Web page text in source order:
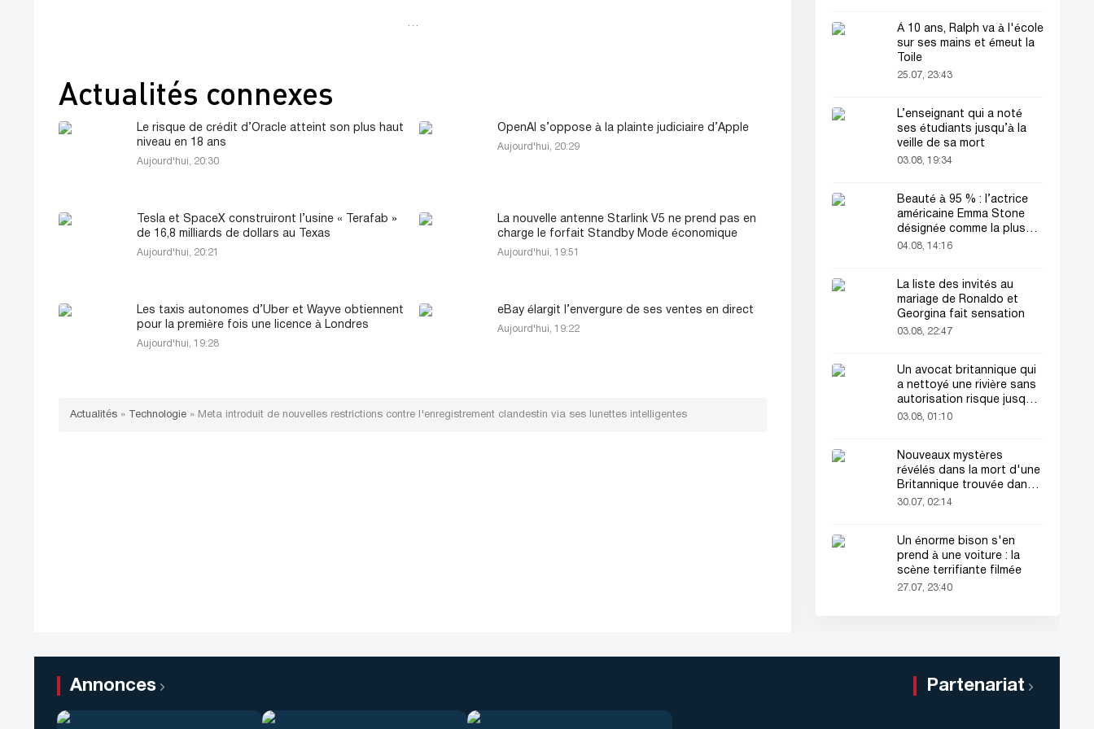
…
Actualités connexes
Le risque de crédit d’Oracle atteint son plus haut
niveau en 18 ans
Aujourd'hui, 20:30
OpenAI s’oppose à la plainte judiciaire d’Apple
Aujourd'hui, 20:29
Tesla et SpaceX construiront l’usine « Terafab »
de 16,8 milliards de dollars au Texas
Aujourd'hui, 20:21
La nouvelle antenne Starlink V5 ne prend pas en
charge le forfait Standby Mode économique
Aujourd'hui, 19:51
Les taxis autonomes d’Uber et Wayve obtiennent
pour la première fois une licence à Londres
Aujourd'hui, 19:28
eBay élargit l’envergure de ses ventes en direct
Aujourd'hui, 19:22
Actualités » Technologie » Meta introduit de nouvelles restrictions contre l'enregistrement clandestin via ses lunettes intelligentes
À 10 ans, Ralph va à l'école
sur ses mains et émeut la
Toile
25.07, 23:43
L’enseignant qui a noté
ses étudiants jusqu’à la
veille de sa mort
03.08, 19:34
Beauté à 95 % : l’actrice
américaine Emma Stone
désignée comme la plus
belle femme du monde !
04.08, 14:16
La liste des invités au
mariage de Ronaldo et
Georgina fait sensation
03.08, 22:47
Un avocat britannique qui
a nettoyé une rivière sans
autorisation risque jusqu'à
2 ans de prison
03.08, 01:10
Nouveaux mystères
révélés dans la mort d'une
Britannique trouvée dans
une valise
30.07, 02:14
Un énorme bison s'en
prend à une voiture : la
scène terrifiante filmée
27.07, 23:40
Annonces Partenariat